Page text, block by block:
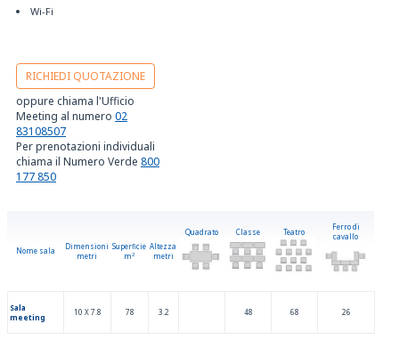
Wi-Fi
RICHIEDI QUOTAZIONE
oppure chiama l'Ufficio
Meeting al numero 02
83108507
Per prenotazioni individuali
chiama il Numero Verde 800
177 850
Nome sala
Dimensioni
metri
Superficie
m2
Altezza
metri
Quadrato Classe Teatro
Ferro di
cavallo
Sala
meeting
10 X 7.8 78 3.2 48 68 26